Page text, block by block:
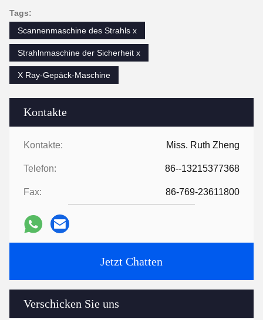
Kontakte
Kontakte: Miss. Ruth Zheng
Telefon: 86--13215377368
Fax: 86-769-23611800
Jetzt Chatten
Verschicken Sie uns
Tags:
Scannenmaschine des Strahls x
Strahlnmaschine der Sicherheit x
X Ray-Gepäck-Maschine